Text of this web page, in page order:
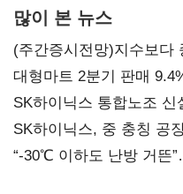
많이 본 뉴스
(주간증시전망)지수보
대형마트 2분기 판매
SK하이닉스 통합노조
불만 확산
SK하이닉스, 중 충칭 공
없어”
“-30℃ 이하도 난방 거뜬